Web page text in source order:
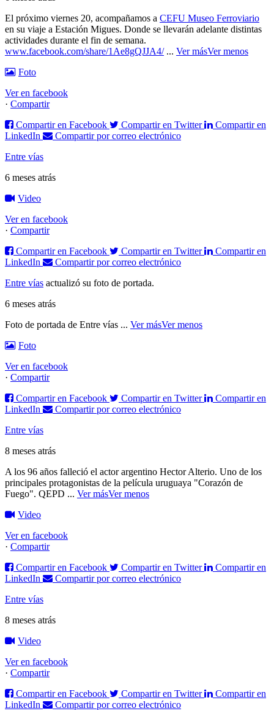
El próximo viernes 20, acompañamos a CEFU Museo Ferroviario
en su viaje a Estación Migues. Donde se llevarán adelante distintas
actividades durante el fin de semana.
www.facebook.com/share/1Ae8gQJJA4/ ... Ver másVer menos
Foto
Ver en facebook
· Compartir
Compartir en Facebook
Compartir en Twitter
Compartir en
LinkedIn
Compartir por correo electrónico
Entre vías
6 meses atrás
Video
Ver en facebook
· Compartir
Compartir en Facebook
Compartir en Twitter
Compartir en
LinkedIn
Compartir por correo electrónico
Entre vías actualizó su foto de portada.
6 meses atrás
Foto de portada de Entre vías ... Ver másVer menos
Foto
Ver en facebook
· Compartir
Compartir en Facebook
Compartir en Twitter
Compartir en
LinkedIn
Compartir por correo electrónico
Entre vías
8 meses atrás
A los 96 años falleció el actor argentino Hector Alterio. Uno de los
principales protagonistas de la película uruguaya "Corazón de
Fuego". QEPD ... Ver másVer menos
Video
Ver en facebook
· Compartir
Compartir en Facebook
Compartir en Twitter
Compartir en
LinkedIn
Compartir por correo electrónico
Entre vías
8 meses atrás
Video
Ver en facebook
· Compartir
Compartir en Facebook
Compartir en Twitter
Compartir en
LinkedIn
Compartir por correo electrónico